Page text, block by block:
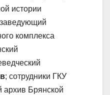
истории
комплекса
; сотрудники ГКУ
архив Брянской